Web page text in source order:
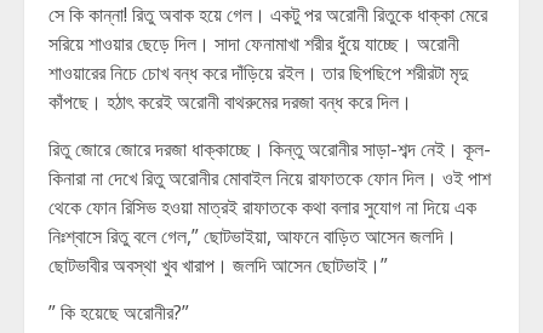
সে কি কান্না! রিতু অবাক হয়ে গেল। একটু পর অরোনী রিতুকে ধাক্কা মেরে
সরিয়ে শাওয়ার ছেড়ে দিল। সাদা ফেনামাখা শরীর ধুঁয়ে যাচ্ছে। অরোনী
শাওয়ারের নিচে চোখ বন্ধ করে দাঁড়িয়ে রইল। তার ছিপছিপে শরীরটা মৃদু
কাঁপছে। হঠাৎ করেই অরোনী বাথরুমের দরজা বন্ধ করে দিল।
রিতু জোরে জোরে দরজা ধাক্কাচ্ছে। কিন্তু অরোনীর সাড়া-শব্দ নেই। কূল-
কিনারা না দেখে রিতু অরোনীর মোবাইল নিয়ে রাফাতকে ফোন দিল। ওই পাশ
থেকে ফোন রিসিভ হওয়া মাত্রই রাফাতকে কথা বলার সুযোগ না দিয়ে এক
নিঃশ্বাসে রিতু বলে গেল,” ছোটভাইয়া, আফনে বাড়িত আসেন জলদি।
ছোটভাবীর অবস্থা খুব খারাপ। জলদি আসেন ছোটভাই।”
” কি হয়েছে অরোনীর?”